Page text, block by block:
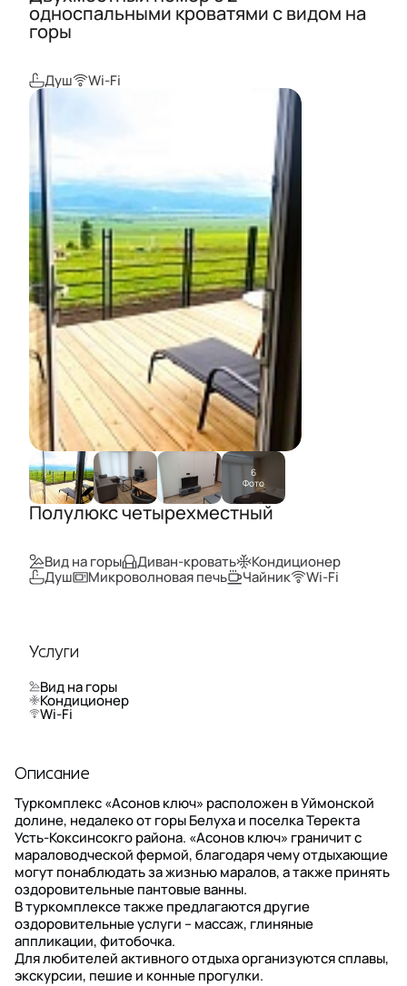
односпальными кроватями с видом на
горы
Душ Wi-Fi
6
Фото
Полулюкс четырехместный
Вид на горы Диван-кровать
Кондиционер
Душ
Микроволновая печь Чайник Wi-Fi
Услуги
Вид на горы
Кондиционер
Wi-Fi
Описание
Туркомплекс «Асонов ключ» расположен в Уймонской
долине, недалеко от горы Белуха и поселка Теректа
Усть-Коксинсокго района. «Асонов ключ» граничит с
мараловодческой фермой, благодаря чему отдыхающие
могут понаблюдать за жизнью маралов, а также принять
оздоровительные пантовые ванны.
В туркомплексе также предлагаются другие
оздоровительные услуги – массаж, глиняные
аппликации, фитобочка.
Для любителей активного отдыха организуются сплавы,
экскурсии, пешие и конные прогулки.